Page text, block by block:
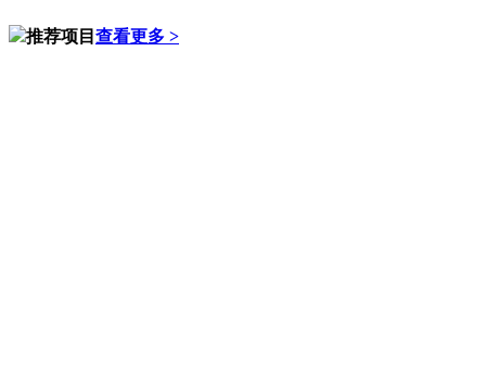
推荐项目 查看更多 >